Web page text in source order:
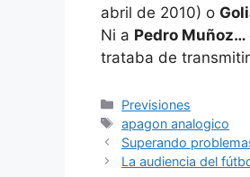
abril de 2010) o
Ni a Pedro Muñoz…
trataba de
Categorías
Previsiones
Etiquetas
apagon analogico
Superando
La audiencia del